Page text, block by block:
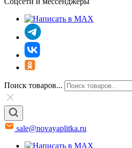
Поиск товаров...
sale@novayaplitka.ru